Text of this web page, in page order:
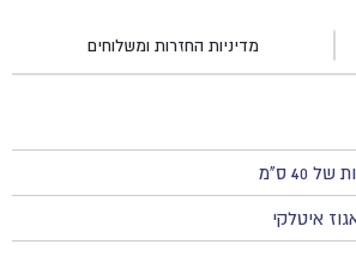
מדיניות החזרות ומשלוחים
40 ס"מ
איטלקי